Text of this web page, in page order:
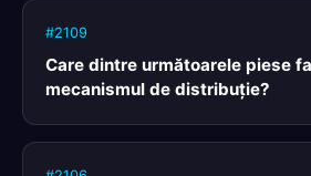
#2109
Care dintre următoarele piese
mecanismul de distribuţie?